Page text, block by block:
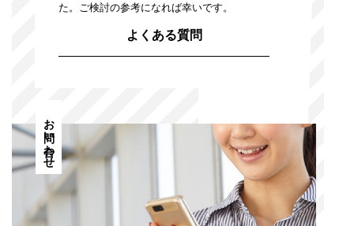
た。ご検討の参考になれば幸いです。
よくある質問
お問い合わせ